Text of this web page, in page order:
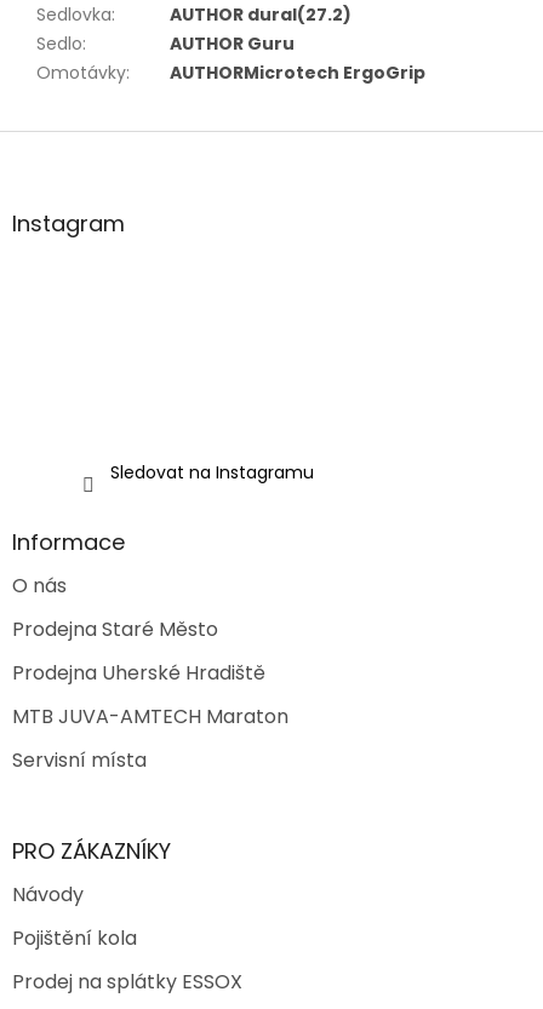
Sedlovka:
AUTHOR dural(27.2)
Sedlo:
AUTHOR Guru
Omotávky: AUTHORMicrotech ErgoGrip
Z
aInstagram
Sledovat na Instagramu
Informace
O nás
Prodejna Staré Město
Prodejna Uherské Hradiště
MTB JUVA-AMTECH Maraton
Servisní místa
PRO ZÁKAZNÍKY
Návody
Pojištění kola
Prodej na splátky ESSOX